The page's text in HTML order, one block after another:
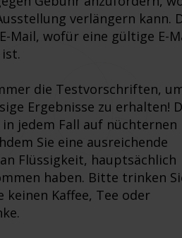
verlängern kann.
Mail, wofür eine gültige E-
die Testvorschriften,
Ergebnisse zu erhalten!
jedem Fall auf nüchternen
Sie eine ausreichende
Flüssigkeit, hauptsächlich
haben. Bitte trinken
Kaffee, Tee oder